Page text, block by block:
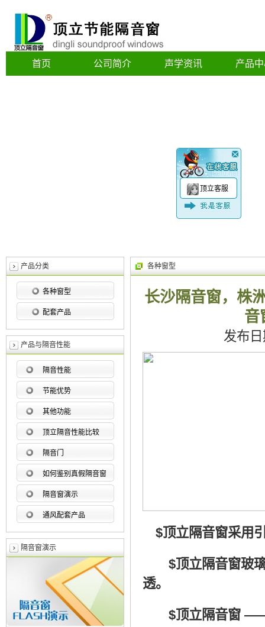
首页 公司简介 声学资讯 产品
产品分类
各种窗型
配套产品
产品与隔音性能
隔音性能
节能优势
其他功能
顶立隔音性能比较
隔音门
如何鉴别真假隔音窗
隔音窗演示
通风配套产品
隔音窗演示
各种窗型
长沙隔音窗，株
音
发布
$顶立隔音窗采用
$顶立隔音窗玻
透。
$顶立隔音窗
顶立客服